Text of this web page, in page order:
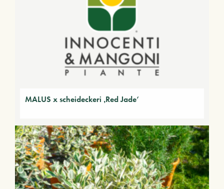
MALUS x scheideckeri ‚Red Jade‘